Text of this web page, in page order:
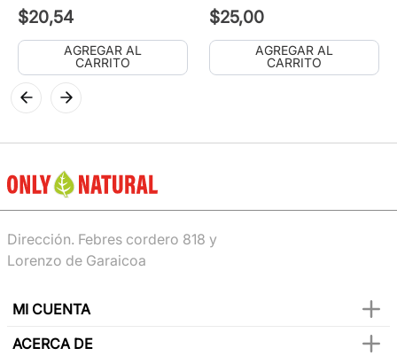
$20,54
AGREGAR AL
CARRITO
$25,00
AGREGAR AL
CARRITO
Dirección. Febres cordero 818 y
Lorenzo de Garaicoa
MI CUENTA
ACERCA DE